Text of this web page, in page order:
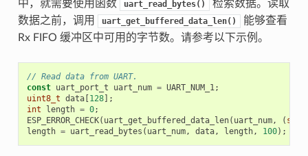
中，就需要使用函数
uart_read_bytes()
检索数据。读取
数据之前，调用
uart_get_buffered_data_len()
能够查看
Rx FIFO 缓冲区中可用的字节数。请参考以下示例。
// Read data from UART.
const uart_port_t uart_num = UART_NUM_1;
uint8_t data[ 128];
int
length = 0;
ESP_ERROR_CHECK( uart_get_buffered_data_len( uart_num, (
length = uart_read_bytes ( uart_num, data, length, 100);